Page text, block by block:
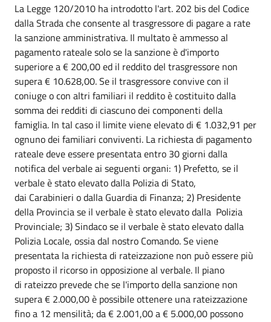
La Legge 120/2010 ha introdotto l'art. 202 bis del Codice
dalla Strada che consente al trasgressore di pagare a rate
la sanzione amministrativa. Il multato è ammesso al
pagamento rateale solo se la sanzione è d'importo
superiore a € 200,00 ed il reddito del trasgressore non
supera € 10.628,00. Se il trasgressore convive con il
coniuge o con altri familiari il reddito è costituito dalla
somma dei redditi di ciascuno dei componenti della
famiglia. In tal caso il limite viene elevato di € 1.032,91 per
ognuno dei familiari conviventi. La richiesta di pagamento
rateale deve essere presentata entro 30 giorni dalla
notifica del verbale ai seguenti organi: 1) Prefetto, se il
verbale è stato elevato dalla Polizia di Stato,
dai Carabinieri o dalla Guardia di Finanza; 2) Presidente
della Provincia se il verbale è stato elevato dalla Polizia
Provinciale; 3) Sindaco se il verbale è stato elevato dalla
Polizia Locale, ossia dal nostro Comando. Se viene
presentata la richiesta di rateizzazione non può essere più
proposto il ricorso in opposizione al verbale. Il piano
di rateizzo prevede che se l'importo della sanzione non
supera € 2.000,00 è possibile ottenere una rateizzazione
fino a 12 mensilità; da € 2.001,00 a € 5.000,00 possono